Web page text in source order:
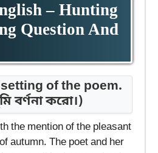
– Hunting
Question And
of the poem.
বর্ণনা করো।)
the mention of the pleasant
autumn. The poet and her